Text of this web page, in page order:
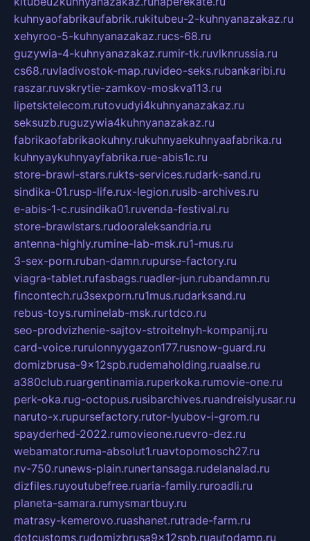
kuhnyaofabrikaufabrik.rukitubeu-2-kuhnyanazakaz.ru
xehyroo-5-kuhnyanazakaz.rucs-68.ru
guzywia-4-kuhnyanazakaz.rumir-tk.ruvlknrussia.ru
cs68.ruvladivostok-map.ruvideo-seks.rubankaribi.ru
raszar.ruvskrytie-zamkov-moskva113.ru
lipetsktelecom.rutovudyi4kuhnyanazakaz.ru
seksuzb.ruguzywia4kuhnyanazakaz.ru
fabrikaofabrikaokuhny.rukuhnyaekuhnyaafabrika.ru
kuhnyaykuhnyayfabrika.rue-abis1c.ru
store-brawl-stars.rukts-services.rudark-sand.ru
sindika-01.rusp-life.rux-legion.rusib-archives.ru
e-abis-1-c.rusindika01.ruvenda-festival.ru
store-brawlstars.rudooraleksandria.ru
antenna-highly.rumine-lab-msk.ru1-mus.ru
3-sex-porn.ruban-damn.rupurse-factory.ru
viagra-tablet.rufasbags.ruadler-jun.rubandamn.ru
fincontech.ru3sexporn.ru1mus.rudarksand.ru
rebus-toys.ruminelab-msk.rurtdco.ru
seo-prodvizhenie-sajtov-stroitelnyh-kompanij.ru
card-voice.rurulonnyygazon177.rusnow-guard.ru
domizbrusa-9x12spb.rudemaholding.ruaalse.ru
a380club.ruargentinamia.ruperkoka.rumovie-one.ru
perk-oka.rug-octopus.rusibarchives.ruandreislyusar.ru
naruto-x.rupursefactory.rutor-lyubov-i-grom.ru
spayderhed-2022.rumovieone.ruevro-dez.ru
webamator.ruma-absolut1.ruavtopomosch27.ru
nv-750.runews-plain.runertansaga.rudelanalad.ru
dizfiles.ruyoutubefree.ruaria-family.ruroadli.ru
planeta-samara.rumysmartbuy.ru
matrasy-kemerovo.ruashanet.rutrade-farm.ru
dotcustoms.rudomizbrusa9x12spb.ruautodamp.ru